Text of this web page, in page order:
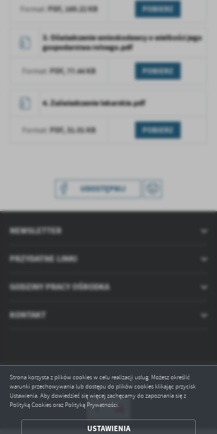
Strona korzysta z plików cookies w celu realizacji usług. Możesz określić
warunki przechowywania lub dostępu do plików cookies klikając przycisk
Ustawienia. Aby dowiedzieć się więcej zachęcamy do zapoznania się z
Polityką Cookies oraz Polityką Prywatności.
USTAWIENIA
treści w postaci wiadomości, ofert, komunikatów mediów
społecznościowych.
ZAPISZ WYBRANE
Format: PDF, 169.22 KB POBIERZ
3. Oświadczenie wnioskodawcy o wielkości jego
gospodarstwa rolnego.pdf
Format: PDF, 77.44 KB POBIERZ
4. Zaświadczenie lekarskie.pdf
Format: PDF, 31.01 KB POBIERZ
UDOSTĘPNIJ
PRZYDATNE LINKI
NEWSLETTER
GODZINY PRACY OŚRODKA
KONTAKT
Odwiedzin: 5528